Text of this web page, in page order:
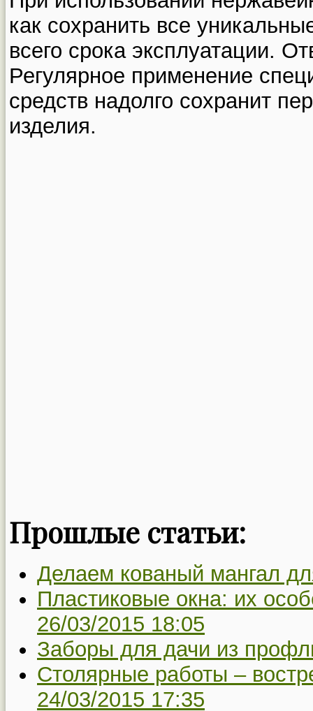
как сохранить все
всего срока эксплуатации.
Регулярное применение
средств надолго сохранит
изделия.
Прошлые статьи:
Делаем кованый мангал
Пластиковые окна: их
26/03/2015 18:05
Заборы для дачи из
Столярные работы –
24/03/2015 17:35